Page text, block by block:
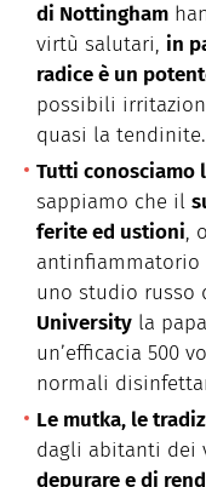
di Nottingham
virtù salutari, in
radice è un
possibili
quasi la tendinite.
Tutti conosciamo
sappiamo che il
ferite ed ustioni,
antinfiammatorio
uno studio russo
University la
un’efficacia 500
normali
Le mutka, le
dagli abitanti dei
depurare e di